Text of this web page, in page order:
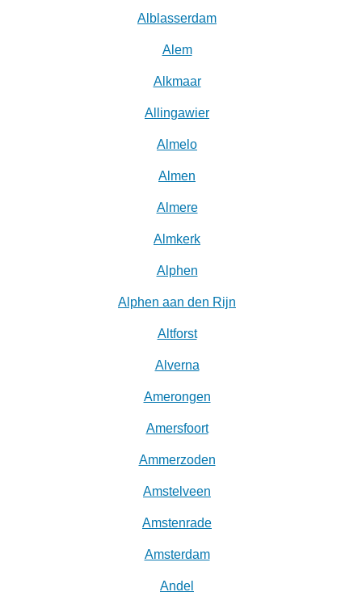
Alblasserdam
Alem
Alkmaar
Allingawier
Almelo
Almen
Almere
Almkerk
Alphen
Alphen aan den Rijn
Altforst
Alverna
Amerongen
Amersfoort
Ammerzoden
Amstelveen
Amstenrade
Amsterdam
Andel